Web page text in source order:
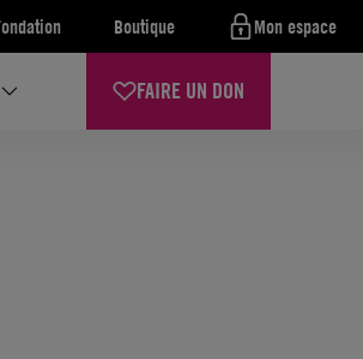
Boutique Mon espace
FAIRE UN DON